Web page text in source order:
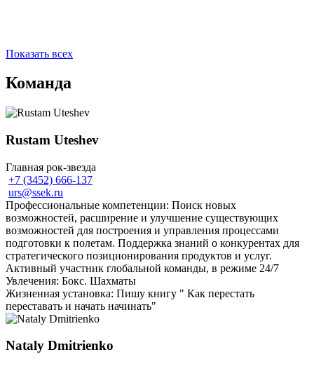
Показать всех
Команда
Rustam Uteshev
Главная рок-звезда
+7 (3452) 666-137
urs@ssek.ru
Профессиональные компетенции: Поиск новых
возможностей, расширение и улучшение существующих
возможностей для построения и управления процессами
подготовки к полетам. Поддержка знаний о конкурентах для
стратегического позиционирования продуктов и услуг.
Активный участник глобальной команды, в режиме 24/7
Увлечения: Бокс. Шахматы
Жизненная установка: Пишу книгу " Как перестать
переставать и начать начинать"
Nataly Dmitrienko